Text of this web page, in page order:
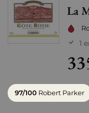
La
1
97/100 Robert Parker